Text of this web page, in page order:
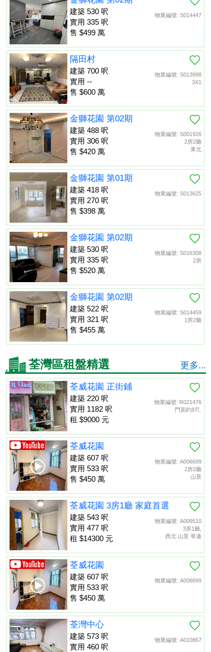
物業編號: S014447
建築 530 呎
實用 335 呎
售 $499 萬
物業編號: S013998
3X1
隔田村
建築 700 呎
實用 --
售 $600 萬
物業編號: S001926
2房2廳
東北
金獅花園 第02期
建築 488 呎
實用 306 呎
售 $420 萬
物業編號: S013625
金獅花園 第01期
建築 418 呎
實用 270 呎
售 $398 萬
物業編號: S016308
2房
金獅花園 第02期
建築 530 呎
實用 335 呎
售 $520 萬
物業編號: S014459
1房2廳
金獅花園 第02期
建築 522 呎
實用 321 呎
售 $455 萬
荃灣區租盤精選 更多...
物業編號: R021476
門面約8尺.
荃威花園 正街鋪
建築 220 呎
實用 1182 呎
租 $9000 元
物業編號: A006699
2房2廳
山景
荃威花園
建築 607 呎
實用 533 呎
售 $450 萬
物業編號: A009510
3房1廳,
西北 山景 單邊
荃威花園 3房1廳 家庭首選
建築 543 呎
實用 477 呎
租 $14300 元
物業編號: A006699
荃威花園
建築 607 呎
實用 533 呎
售 $450 萬
物業編號: A010867
荃灣中心
建築 573 呎
實用 460 呎